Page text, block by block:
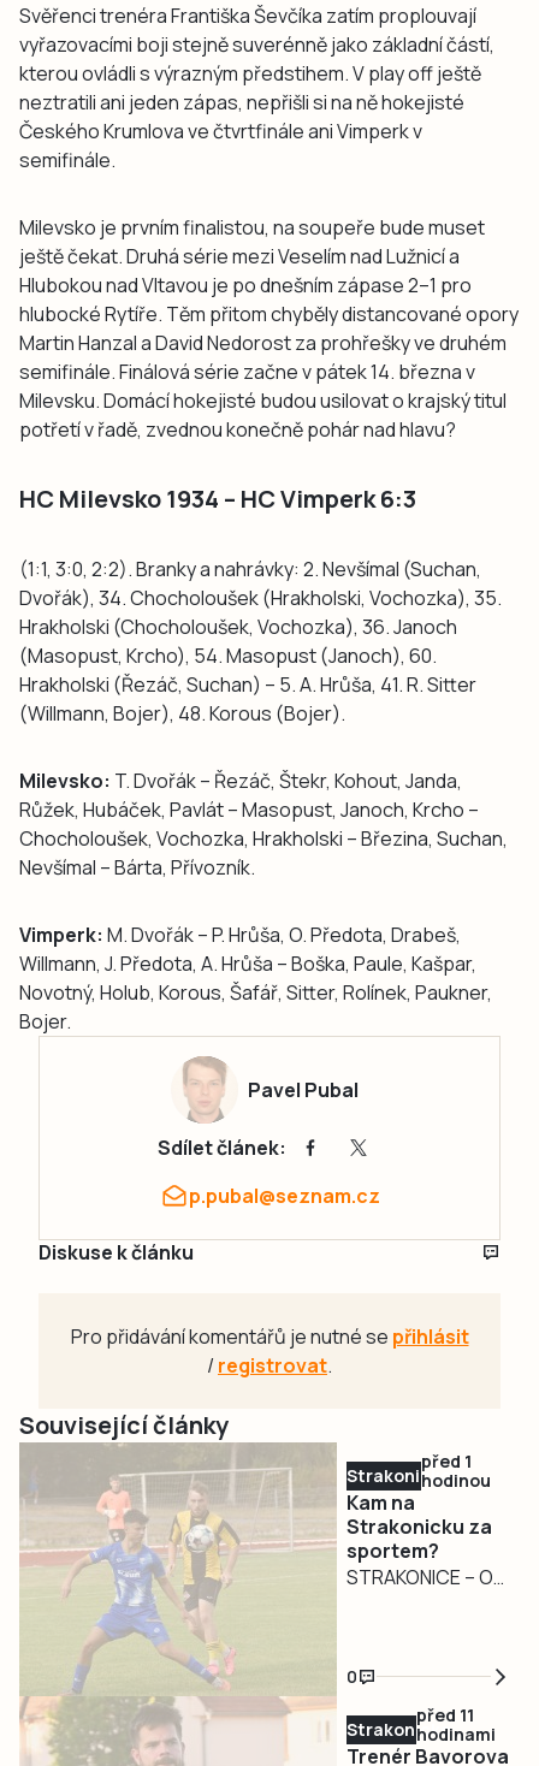
Svěřenci trenéra Františka Ševčíka zatím proplouvají
vyřazovacími boji stejně suverénně jako základní částí,
kterou ovládli s výrazným předstihem. V play off ještě
neztratili ani jeden zápas, nepřišli si na ně hokejisté
Českého Krumlova ve čtvrtfinále ani Vimperk v
semifinále.
Milevsko je prvním finalistou, na soupeře bude muset
ještě čekat. Druhá série mezi Veselím nad Lužnicí a
Hlubokou nad Vltavou je po dnešním zápase 2–1 pro
hlubocké Rytíře. Těm přitom chyběly distancované opory
Martin Hanzal a David Nedorost za prohřešky ve druhém
semifinále. Finálová série začne v pátek 14. března v
Milevsku. Domácí hokejisté budou usilovat o krajský titul
potřetí v řadě, zvednou konečně pohár nad hlavu?
HC Milevsko 1934 – HC Vimperk 6:3
(1:1, 3:0, 2:2). Branky a nahrávky: 2. Nevšímal (Suchan,
Dvořák), 34. Chocholoušek (Hrakholski, Vochozka), 35.
Hrakholski (Chocholoušek, Vochozka), 36. Janoch
(Masopust, Krcho), 54. Masopust (Janoch), 60.
Hrakholski (Řezáč, Suchan) – 5. A. Hrůša, 41. R. Sitter
(Willmann, Bojer), 48. Korous (Bojer).
Milevsko: T. Dvořák – Řezáč, Štekr, Kohout, Janda,
Růžek, Hubáček, Pavlát – Masopust, Janoch, Krcho –
Chocholoušek, Vochozka, Hrakholski – Březina, Suchan,
Nevšímal – Bárta, Přívozník.
Vimperk: M. Dvořák – P. Hrůša, O. Předota, Drabeš,
Willmann, J. Předota, A. Hrůša – Boška, Paule, Kašpar,
Novotný, Holub, Korous, Šafář, Sitter, Rolínek, Paukner,
Bojer.
Pavel Pubal
Sdílet článek:
p.pubal@seznam.cz
Diskuse k článku
Pro přidávání komentářů je nutné se přihlásit
/registrovat.
Související články
Strakonicko
před 1
hodinou
Kam na
Strakonicku za
sportem?
STRAKONICE – O
sportovní fandové
na Strakonicku
zase z čeho
vybírat.
0
Strakonicko
před 11
hodinami
Trenér Bavorova